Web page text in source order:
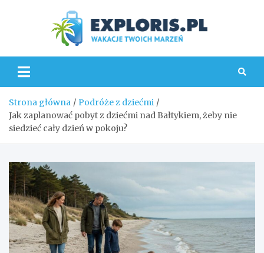
Strona główna
Podróże z dziećmi
Jak zaplanować pobyt z dziećmi nad Bałtykiem, żeby nie
siedzieć cały dzień w pokoju?